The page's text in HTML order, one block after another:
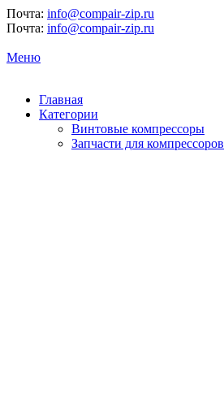
Почта: info@compair-zip.ru
Почта: info@compair-zip.ru
Меню
Главная
Категории
Винтовые компрессоры
Запчасти для компрессоров